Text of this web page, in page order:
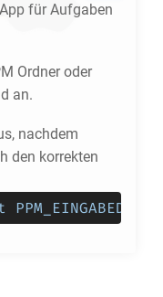
für Aufgaben
Ordner oder
an.
nachdem
den korrekten